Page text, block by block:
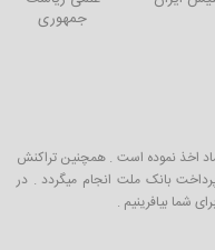
جمهوری
اخذ نموده است . همچنین تراکنش
بانک ملت انجام میگردد . در
شما بیافرینیم .